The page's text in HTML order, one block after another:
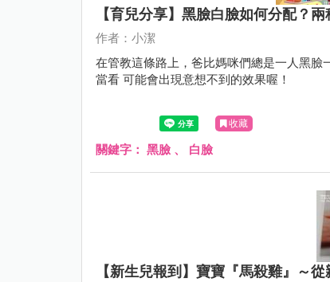
【育兒分享】黑臉白臉如何分配？
作者：小潔
在管教這條路上，爸比媽咪們總是一人黑
當看 可能會出現意想不到的效果喔！
收藏
關鍵字： 黑臉 、 白臉
【新生兒報到】寶寶『馬殺雞』～